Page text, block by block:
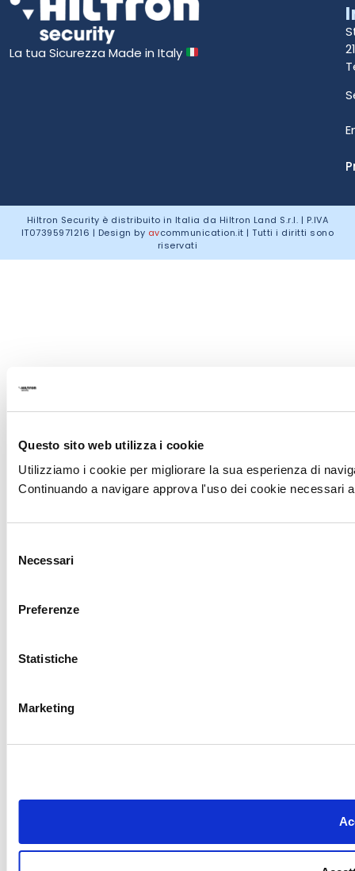
Questo sito web utilizza i cookie
Utilizziamo i cookie per migliorare la sua esperienza di
Continuando a navigare approva l'uso dei cookie necessari
delNecessari
Preferenze
Statistiche
Marketing
La tua Sicurezza Made in Italy
Hiltron Security è distribuito in Italia da Hiltron Land S.r.l. | P.IVA
IT07395971216 | Design by avcommunication.it | Tutti i diritti sono
riservati